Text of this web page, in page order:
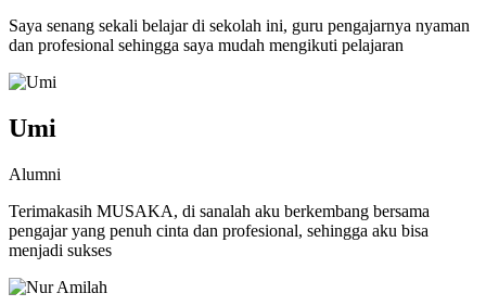
Saya senang sekali belajar di sekolah ini, guru pengajarnya nyaman
dan profesional sehingga saya mudah mengikuti pelajaran
Umi
Alumni
Terimakasih MUSAKA, di sanalah aku berkembang bersama
pengajar yang penuh cinta dan profesional, sehingga aku bisa
menjadi sukses